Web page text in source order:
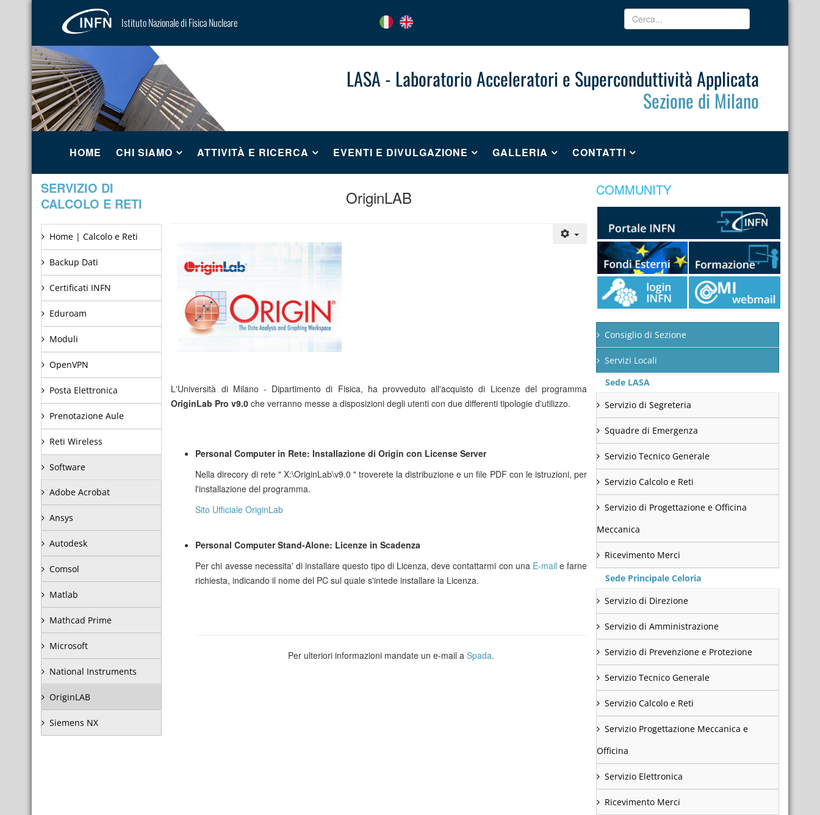
Istituto Nazionale di Fisica Nucleare
LASA - Laboratorio Acceleratori e Superconduttività Applicata
Sezione di Milano
HOME CHI SIAMO ATTIVITÀ E RICERCA EVENTI E DIVULGAZIONE GALLERIA CONTATTI
SERVIZIO DI
CALCOLO E RETI
Home | Calcolo e Reti
Backup Dati
Certificati INFN
Eduroam
Moduli
OpenVPN
Posta Elettronica
Prenotazione Aule
Reti Wireless
Software
Adobe Acrobat
Ansys
Autodesk
Comsol
Matlab
Mathcad Prime
Microsoft
National Instruments
OriginLAB
Siemens NX
OriginLAB
L'Università di Milano - Dipartimento di Fisica, ha provveduto all'acquisto di Licenze del programma
OriginLab Pro v9.0 che verranno messe a disposizioni degli utenti con due differenti tipologie d'utilizzo.
Personal Computer in Rete: Installazione di Origin con License Server
Nella direcory di rete " X:\OriginLab\v9.0 " troverete la distribuzione e un file PDF con le istruzioni, per
l'installazione del programma.
Sito Ufficiale OriginLab
Personal Computer Stand-Alone: Licenze in Scadenza
Per chi avesse necessita' di installare questo tipo di Licenza, deve contattarmi con una E-mail e farne
richiesta, indicando il nome del PC sul quale s'intede installare la Licenza.
Per ulteriori informazioni mandate un e-mail aSpada.
COMMUNITY
Consiglio di Sezione
Servizi Locali
Sede LASA
Servizio di Segreteria
Squadre di Emergenza
Servizio Tecnico Generale
Servizio Calcolo e Reti
Servizio di Progettazione e Officina
Meccanica
Ricevimento Merci
Sede Principale Celoria
Servizio di Direzione
Servizio di Amministrazione
Servizio di Prevenzione e Protezione
Servizio Tecnico Generale
Servizio Calcolo e Reti
Servizio Progettazione Meccanica e
Officina
Servizio Elettronica
Ricevimento Merci